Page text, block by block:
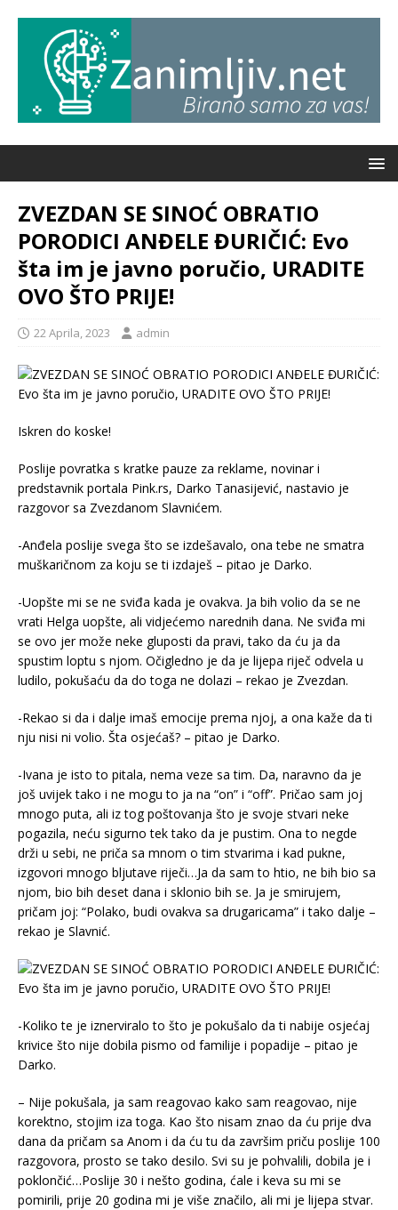
ZVEZDAN SE SINOĆ OBRATIO
PORODICI ANĐELE ĐURIČIĆ: Evo
šta im je javno poručio, URADITE
OVO ŠTO PRIJE!
22 Aprila, 2023 admin
Iskren do koske!
Poslije povratka s kratke pauze za reklame, novinar i
predstavnik portala Pink.rs, Darko Tanasijević, nastavio je
razgovor sa Zvezdanom Slavnićem.
-Anđela poslije svega što se izdešavalo, ona tebe ne smatra
muškaričnom za koju se ti izdaješ – pitao je Darko.
-Uopšte mi se ne sviđa kada je ovakva. Ja bih volio da se ne
vrati Helga uopšte, ali vidjećemo narednih dana. Ne sviđa mi
se ovo jer može neke gluposti da pravi, tako da ću ja da
spustim loptu s njom. Očigledno je da je lijepa riječ odvela u
ludilo, pokušaću da do toga ne dolazi – rekao je Zvezdan.
-Rekao si da i dalje imaš emocije prema njoj, a ona kaže da ti
nju nisi ni volio. Šta osjećaš? – pitao je Darko.
-Ivana je isto to pitala, nema veze sa tim. Da, naravno da je
još uvijek tako i ne mogu to ja na “on” i “off”. Pričao sam joj
mnogo puta, ali iz tog poštovanja što je svoje stvari neke
pogazila, neću sigurno tek tako da je pustim. Ona to negde
drži u sebi, ne priča sa mnom o tim stvarima i kad pukne,
izgovori mnogo bljutave riječi…Ja da sam to htio, ne bih bio sa
njom, bio bih deset dana i sklonio bih se. Ja je smirujem,
pričam joj: “Polako, budi ovakva sa drugaricama” i tako dalje –
rekao je Slavnić.
-Koliko te je iznerviralo to što je pokušalo da ti nabije osjećaj
krivice što nije dobila pismo od familije i popadije – pitao je
Darko.
– Nije pokušala, ja sam reagovao kako sam reagovao, nije
korektno, stojim iza toga. Kao što nisam znao da ću prije dva
dana da pričam sa Anom i da ću tu da završim priču poslije 100
razgovora, prosto se tako desilo. Svi su je pohvalili, dobila je i
poklončić…Poslije 30 i nešto godina, ćale i keva su mi se
pomirili, prije 20 godina mi je više značilo, ali mi je lijepa stvar.